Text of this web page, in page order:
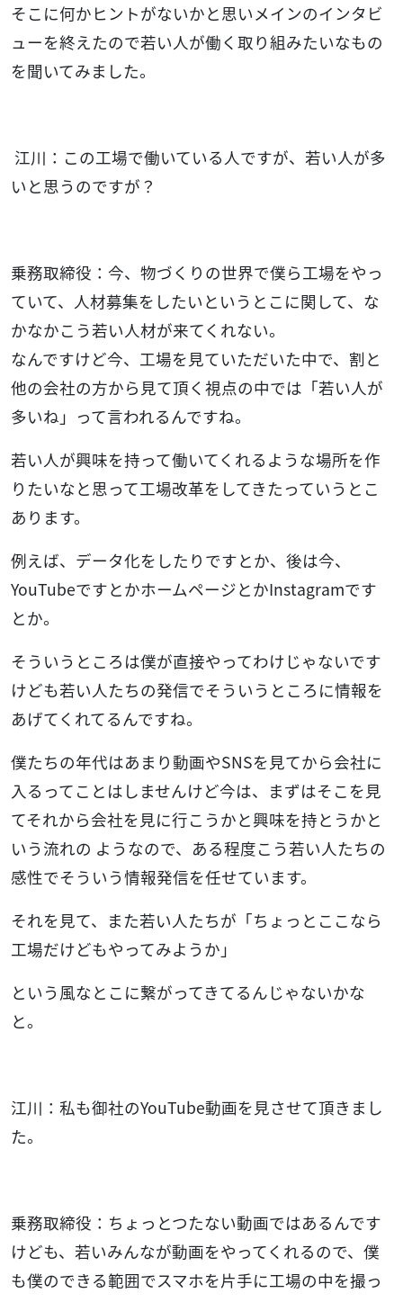
そこに何かヒントがないかと思いメインのインタビ
ューを終えたので若い人が働く取り組みたいなもの
を聞いてみました。
江川：この工場で働いている人ですが、若い人が多
いと思うのですが？
乗務取締役：今、物づくりの世界で僕ら工場をやっ
ていて、人材募集をしたいというとこに関して、な
かなかこう若い人材が来てくれない。
なんですけど今、工場を見ていただいた中で、割と
他の会社の方から見て頂く視点の中では「若い人が
多いね」って言われるんですね。
若い人が興味を持って働いてくれるような場所を作
りたいなと思って工場改革をしてきたっていうとこ
あります。
例えば、データ化をしたりですとか、後は今、
YouTubeですとかホームページとかInstagramです
とか。
そういうところは僕が直接やってわけじゃないです
けども若い人たちの発信でそういうところに情報を
あげてくれてるんですね。
僕たちの年代はあまり動画やSNSを見てから会社に
入るってことはしませんけど今は、まずはそこを見
てそれから会社を見に行こうかと興味を持とうかと
いう流れの ようなので、ある程度こう若い人たちの
感性でそういう情報発信を任せています。
それを見て、また若い人たちが「ちょっとここなら
工場だけどもやってみようか」
という風なとこに繋がってきてるんじゃないかな
と。
江川：私も御社のYouTube動画を見させて頂きまし
た。
乗務取締役：ちょっとつたない動画ではあるんです
けども、若いみんなが動画をやってくれるので、僕
も僕のできる範囲でスマホを片手に工場の中を撮っ